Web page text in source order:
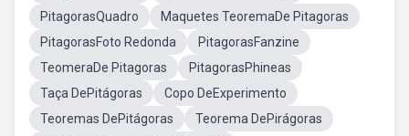
PitagorasQuadro
Maquetes TeoremaDe Pitagoras
PitagorasFoto Redonda
PitagorasFanzine
TeomeraDe Pitagoras
PitagorasPhineas
Taça DePitágoras
Copo DeExperimento
Teoremas DePitágoras
Teorema DePirágoras